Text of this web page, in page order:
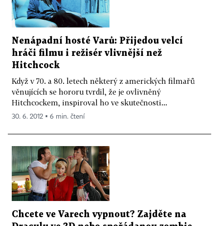
Nenápadní hosté Varů: Přijedou velcí
hráči filmu i režisér vlivnější než
Hitchcock
Když v 70. a 80. letech některý z amerických filmařů
věnujících se hororu tvrdil, že je ovlivněný
Hitchcockem, inspiroval ho ve skutečnosti...
30. 6. 2012 ▪ 6 min. čtení
Chcete ve Varech vypnout? Zajděte na